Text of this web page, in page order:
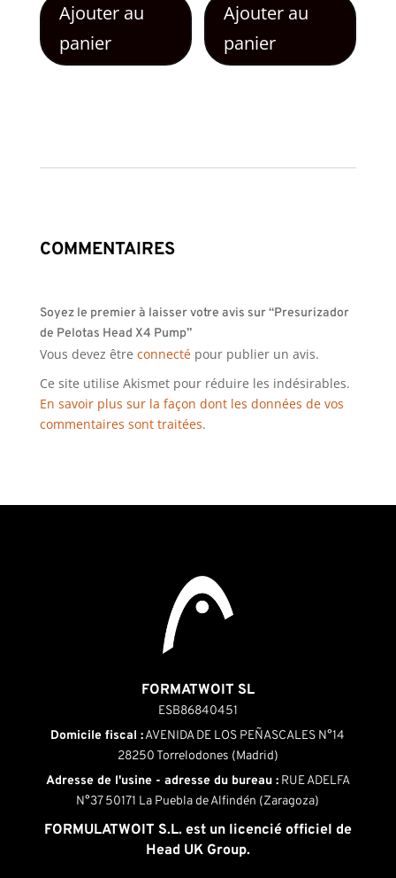
Ajouter au
panier
Ajouter au
panier
COMMENTAIRES
Soyez le premier à laisser votre avis sur “Presurizador
de Pelotas Head X4 Pump”
Vous devez être connectépour publier un avis.
Ce site utilise Akismet pour réduire les indésirables.
En savoir plus sur la façon dont les données de vos
commentaires sont traitées.
FORMATWOIT SL
ESB86840451
Domicile fiscal :AVENIDA DE LOS PEÑASCALES N°14
28250 Torrelodones (Madrid)
Adresse de l'usine - adresse du bureau :RUE ADELFA
N°37 50171 La Puebla de Alfindén (Zaragoza)
FORMULATWOIT S.L. est un licencié officiel de
Head UK Group.